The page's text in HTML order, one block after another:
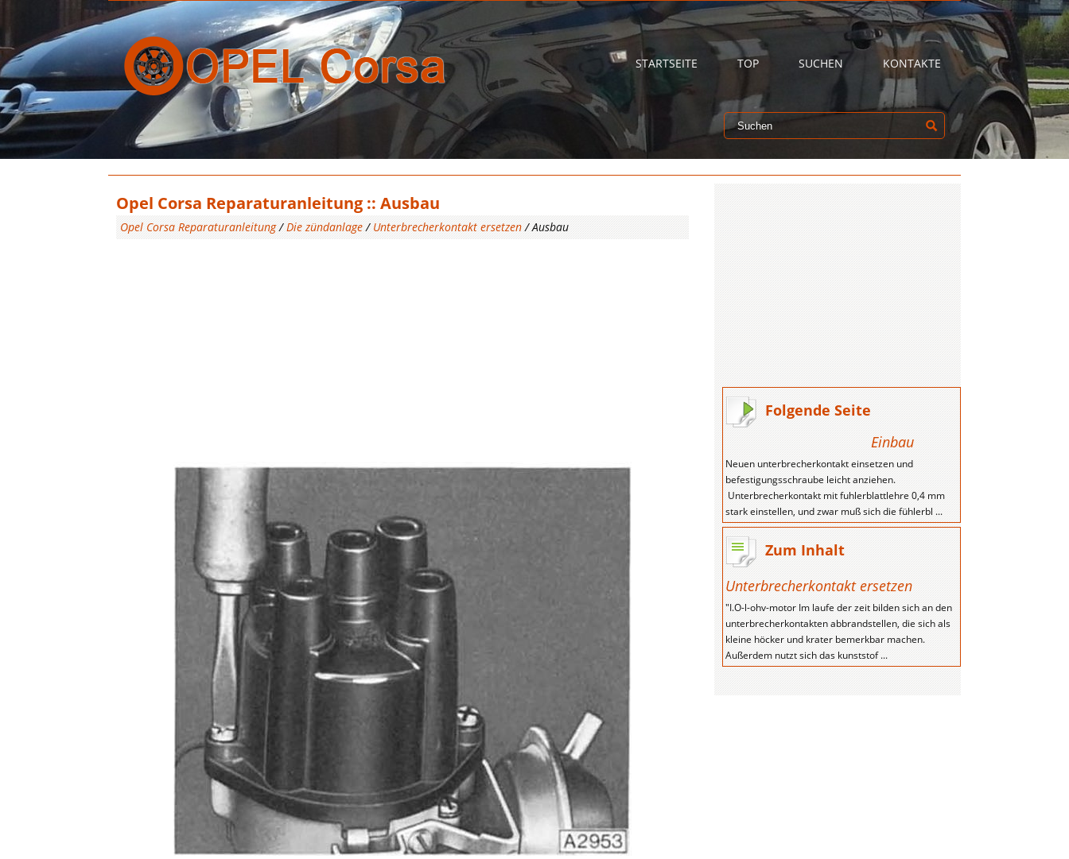
STARTSEITE TOP SUCHEN KONTAKTE
Opel Corsa Reparaturanleitung :: Ausbau
Opel Corsa Reparaturanleitung/Die zündanlage/ Unterbrecherkontakt ersetzen/ Ausbau
Folgende Seite
Einbau
Neuen unterbrecherkontakt einsetzen und
befestigungsschraube leicht anziehen.
Unterbrecherkontakt mit fuhlerblattlehre 0,4 mm
stark einstellen, und zwar muß sich die fühlerbl ...
Zum Inhalt
Unterbrecherkontakt ersetzen
"I.O-l-ohv-motor Im laufe der zeit bilden sich an den
unterbrecherkontakten abbrandstellen, die sich als
kleine höcker und krater bemerkbar machen.
Außerdem nutzt sich das kunststof ...